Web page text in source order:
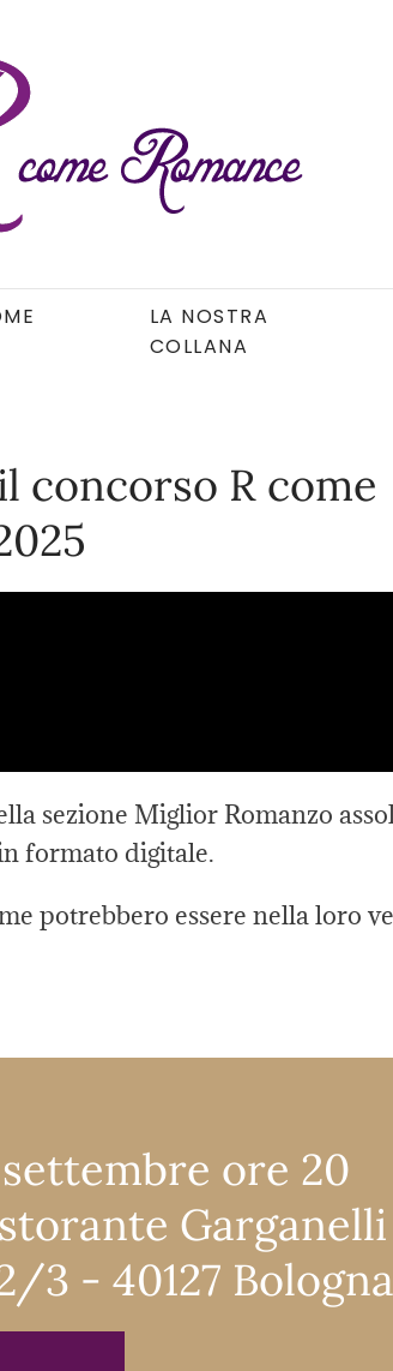
LA NOSTRA
COLLANA
concorso R come
sezione Miglior Romanzo
formato digitale.
potrebbero essere nella loro
ore 20
Garganelli
3 - 40127 Bologna